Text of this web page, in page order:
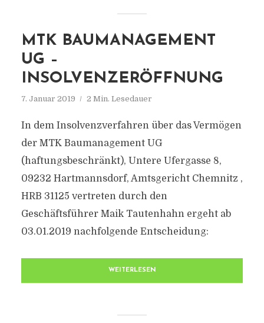
MTK BAUMANAGEMENT
UG –
INSOLVENZERÖFFNUNG
7. Januar 2019 2 Min. Lesedauer
In dem Insolvenzverfahren über das Vermögen
der MTK Baumanagement UG
(haftungsbeschränkt), Untere Ufergasse 8,
09232 Hartmannsdorf, Amtsgericht Chemnitz ,
HRB 31125 vertreten durch den
Geschäftsführer Maik Tautenhahn ergeht ab
03.01.2019 nachfolgende Entscheidung:
WEITERLESEN